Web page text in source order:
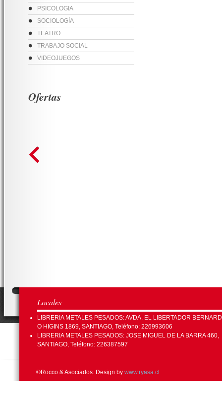
PSICOLOGIA
SOCIOLOGÍA
TEATRO
TRABAJO SOCIAL
VIDEOJUEGOS
Ofertas
Locales
LIBRERIA METALES PESADOS: AVDA. EL LIBERTADOR
O HIGINS 1869, SANTIAGO, Teléfono: 226993606
LIBRERIA METALES PESADOS: JOSE MIGUEL DE LA BARRA 460,
SANTIAGO, Teléfono: 226387597
©Rocco & Asociados. Design by www.ryasa.cl